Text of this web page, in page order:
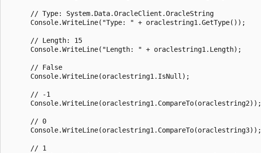
      // Type: System.Data.OracleClient.OracleString
      Console.WriteLine("Type: " + oraclestring1.GetType());
      // Length: 15
      Console.WriteLine("Length: " + oraclestring1.Length);
      // False
      Console.WriteLine(oraclestring1.IsNull);
      // -1
      Console.WriteLine(oraclestring1.CompareTo(oraclestring2));
      // 0
      Console.WriteLine(oraclestring1.CompareTo(oraclestring3));
      // 1